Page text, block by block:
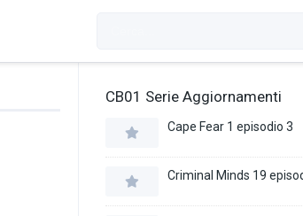
CB01 Serie Aggiornamenti
Cape Fear 1 episodio 3
Criminal Minds 19